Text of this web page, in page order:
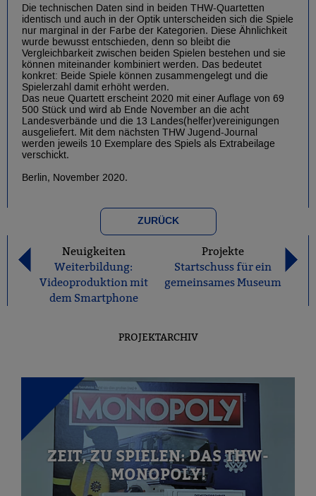
Die technischen Daten sind in beiden THW-Quartetten
identisch und auch in der Optik unterscheiden sich die Spiele
nur marginal in der Farbe der Kategorien. Diese Ähnlichkeit
wurde bewusst entschieden, denn so bleibt die
Vergleichbarkeit zwischen beiden Spielen bestehen und sie
können miteinander kombiniert werden. Das bedeutet
konkret: Beide Spiele können zusammengelegt und die
Spielerzahl damit erhöht werden.
Das neue Quartett erscheint 2020 mit einer Auflage von 69
500 Stück und wird ab Ende November an die acht
Landesverbände und die 13 Landes(helfer)vereinigungen
ausgeliefert. Mit dem nächsten THW Jugend-Journal
werden jeweils 10 Exemplare des Spiels als Extrabeilage
verschickt.
Berlin, November 2020.
ZURÜCK
Neuigkeiten
Weiterbildung:
Videoproduktion mit
dem Smartphone
Projekte
Startschuss für ein
gemeinsames Museum
PROJEKTARCHIV
ZEIT, ZU SPIELEN: DAS THW-
MONOPOLY!